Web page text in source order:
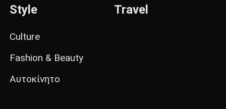
Style
Culture
Fashion & Beauty
Αυτοκίνητο
Travel